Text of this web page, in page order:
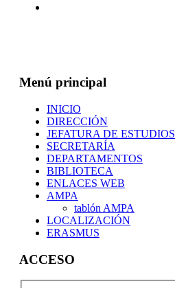
Menú principal
INICIO
DIRECCIÓN
JEFATURA DE ESTUDIOS
SECRETARÍA
DEPARTAMENTOS
BIBLIOTECA
ENLACES WEB
AMPA
tablón AMPA
LOCALIZACIÓN
ERASMUS
ACCESO